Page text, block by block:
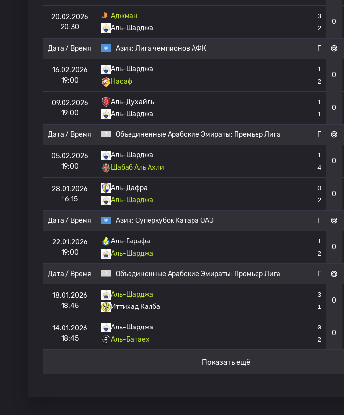
20.02.2026
20:30
Аджман
Аль-Шарджа
3
2
0
Дата / Время Азия: Лига чемпионов АФК Г
16.02.2026
19:00
Аль-Шарджа
Насаф
1
2
0
09.02.2026
19:00
Аль-Духайль
Аль-Шарджа
1
1
0
Дата / Время Объединенные Арабские Эмираты: Премьер Лига Г
05.02.2026
19:00
Аль-Шарджа
Шабаб Аль Ахли
1
4
0
28.01.2026
16:15
Аль-Дафра
Аль-Шарджа
0
2
0
Дата / Время Азия: Суперкубок Катара ОАЭ Г
22.01.2026
19:00
Аль-Гарафа
Аль-Шарджа
1
2
0
Дата / Время Объединенные Арабские Эмираты: Премьер Лига Г
18.01.2026
18:45
Аль-Шарджа
Иттихад Калба
3
1
0
14.01.2026
18:45
Аль-Шарджа
Аль-Батаех
0
2
0
Показать ещё